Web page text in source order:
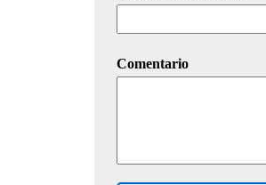
Comentario